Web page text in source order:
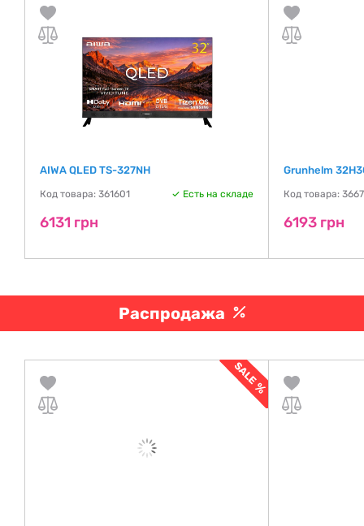
AIWA QLED TS-327NH
Код товара: 361601 Есть на складе
6131 грн
Grunhelm
Код товара:
6193 грн
Распродажа